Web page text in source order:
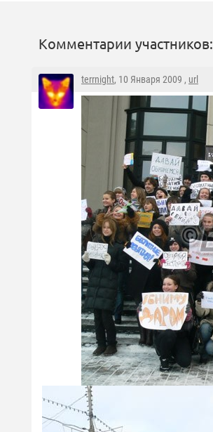
Комментарии участников:
terrnight, 10 Января 2009 , url